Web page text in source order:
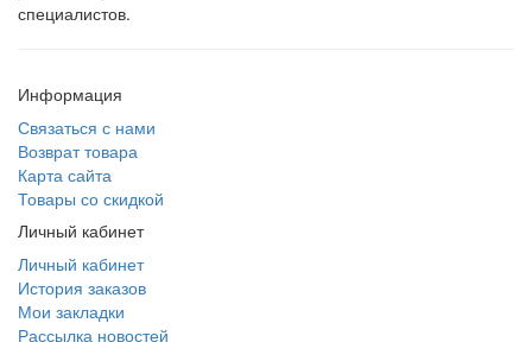
специалистов.
Информация
Связаться с нами
Возврат товара
Карта сайта
Товары со скидкой
Личный кабинет
Личный кабинет
История заказов
Мои закладки
Рассылка новостей